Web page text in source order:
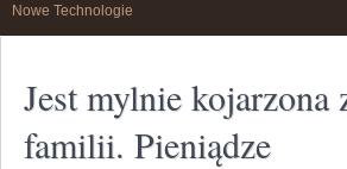
Nowe Technologie
Jest mylnie
familii. Pieniądze